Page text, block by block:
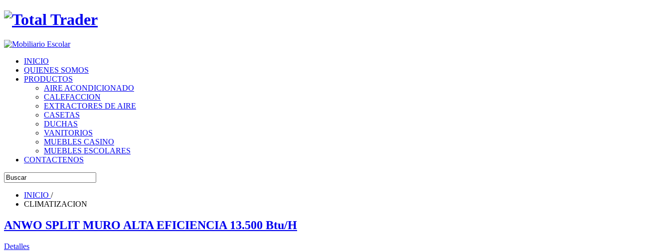
INICIO
QUIENES SOMOS
PRODUCTOS
AIRE ACONDICIONADO
CALEFACCION
EXTRACTORES DE AIRE
CASETAS
DUCHAS
VANITORIOS
MUEBLES CASINO
MUEBLES ESCOLARES
CONTACTENOS
INICIO /
CLIMATIZACION
ANWO SPLIT MURO ALTA EFICIENCIA 13.500 Btu/H
Detalles